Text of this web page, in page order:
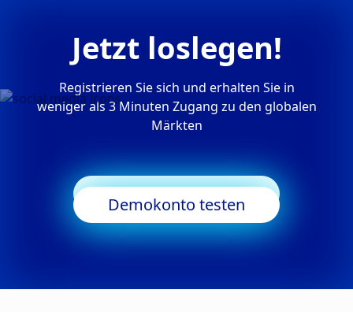
Jetzt loslegen!
Registrieren Sie sich und erhalten Sie in
weniger als 3 Minuten Zugang zu den globalen
Märkten
Trading starten
Demokonto testen